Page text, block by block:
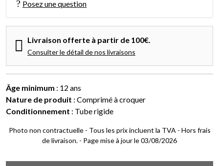
Posez une question
Livraison offerte à partir de 100€.
Consulter le détail de nos livraisons
Âge minimum : 12 ans
Nature de produit : Comprimé à croquer
Conditionnement : Tube rigide
Photo non contractuelle - Tous les prix incluent la TVA - Hors frais
de livraison. - Page mise à jour le 03/08/2026